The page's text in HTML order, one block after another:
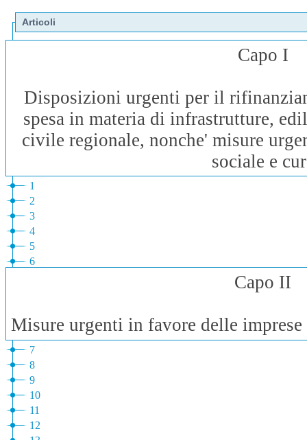
Articoli
Capo I
Disposizioni urgenti per il
spesa in materia di infrastrutture,
civile regionale, nonche' misure
sociale e
1
2
3
4
5
6
Capo II
Misure urgenti in favore delle
7
8
9
10
11
12